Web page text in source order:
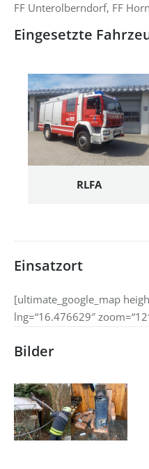
FF Unterolberndorf, FF
Eingesetzte
RLFA
Einsatzort
[ultimate_google_map
lng=“16.476629″
Bilder